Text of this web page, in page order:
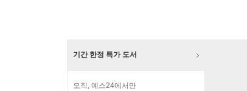
기간 한정 특가 도서
오직, 예스24에서만